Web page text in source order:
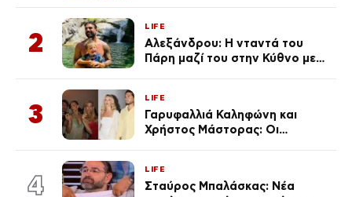
Λένας
2
LIFE
Αλεξάνδρου: Η νταντά του
Πάρη μαζί του στην Κύθνο με
3
LIFE
Γαρυφαλλιά Καληφώνη και
Χρήστος Μάστορας: Οι
απαρατήρητη
4
LIFE
Σταύρος Μπαλάσκας: Νέα